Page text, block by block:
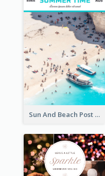
Sun And Beach Post Card